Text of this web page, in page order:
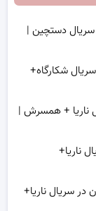
سریال دستچین |
شکارگاه+
ناریا + همسرش |
ناریا+
در سریال ناریا+